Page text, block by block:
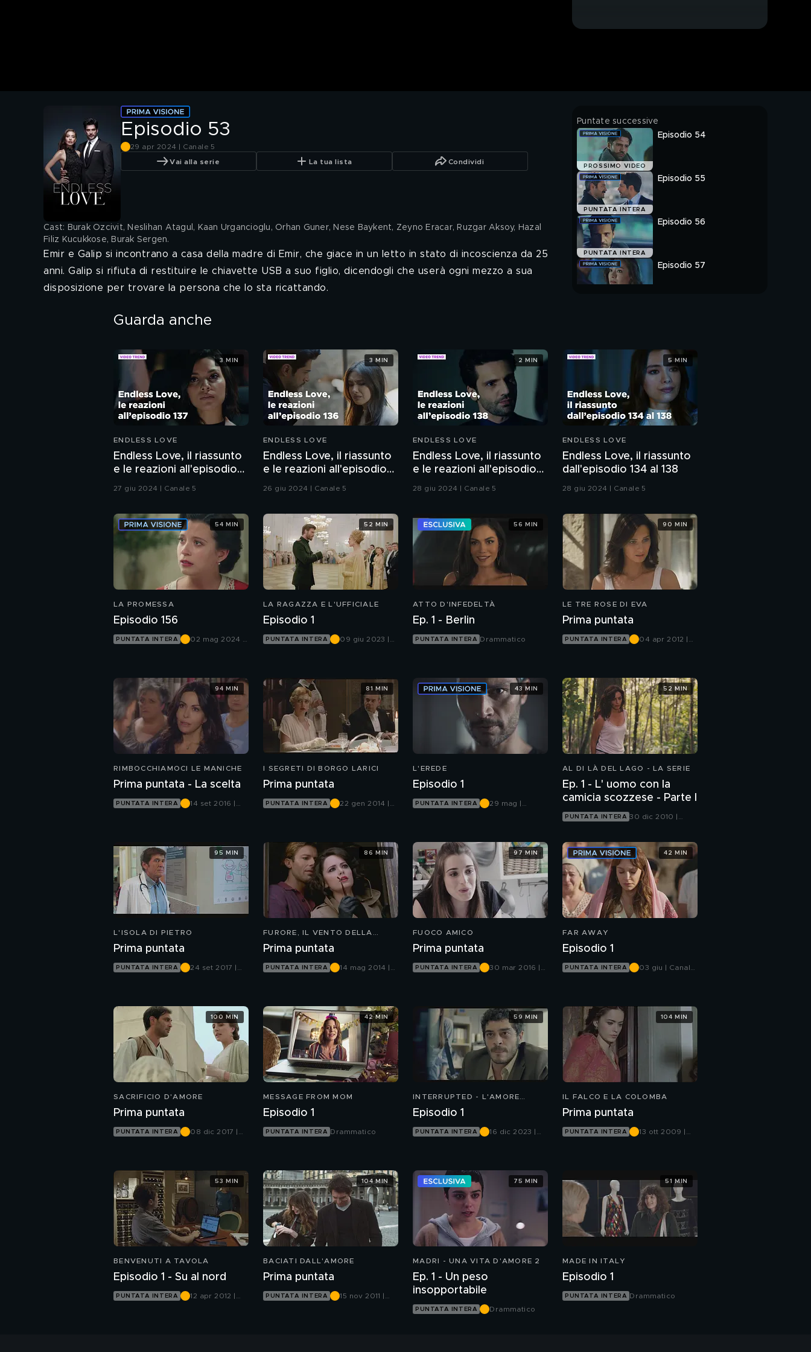
Episodio 53
29 apr 2024 | Canale 5
Vai alla serie La tua lista Condividi
Cast: Burak Ozcivit, Neslihan Atagul, Kaan Urgancioglu, Orhan Guner, Nese Baykent, Zeyno Eracar, Ruzgar Aksoy, Hazal
Filiz Kucukkose, Burak Sergen.
Emir e Galip si incontrano a casa della madre di Emir, che giace in un letto in stato di incoscienza da 25
anni. Galip si rifiuta di restituire le chiavette USB a suo figlio, dicendogli che userà ogni mezzo a sua
disposizione per trovare la persona che lo sta ricattando.
Puntate successive
PROSSIMO VIDEO
Episodio 54
PUNTATA INTERA
Episodio 55
PUNTATA INTERA
Episodio 56
Episodio 57
Guarda anche
ENDLESS LOVE
Endless Love, il riassunto
e le reazioni all'episodio
27 giu 2024 | Canale 5
3 MIN
ENDLESS LOVE
Endless Love, il riassunto
e le reazioni all'episodio
26 giu 2024 | Canale 5
3 MIN
ENDLESS LOVE
Endless Love, il riassunto
e le reazioni all'episodio
28 giu 2024 | Canale 5
2 MIN
ENDLESS LOVE
Endless Love, il riassunto
dall'episodio 134 al 138
28 giu 2024 | Canale 5
5 MIN
LA PROMESSA
Episodio 156
PUNTATA INTERA
02 mag 2024 |
54 MIN
LA RAGAZZA E L'UFFICIALE
Episodio 1
PUNTATA INTERA
09 giu 2023 |
52 MIN
ATTO D'INFEDELTÀ
Ep. 1 - Berlin
PUNTATA INTERA Drammatico
56 MIN
LE TRE ROSE DI EVA
Prima puntata
PUNTATA INTERA
04 apr 2012 |
90 MIN
RIMBOCCHIAMOCI LE MANICHE
Prima puntata - La scelta
PUNTATA INTERA
14 set 2016 |
94 MIN
I SEGRETI DI BORGO LARICI
Prima puntata
PUNTATA INTERA
22 gen 2014 |
81 MIN
L'EREDE
Episodio 1
PUNTATA INTERA
29 mag |
43 MIN
AL DI LÀ DEL LAGO - LA SERIE
Ep. 1 - L' uomo con la
camicia scozzese - Parte I
PUNTATA INTERA 30 dic 2010 |
52 MIN
L'ISOLA DI PIETRO
Prima puntata
PUNTATA INTERA
24 set 2017 |
95 MIN
FURORE, IL VENTO DELLA
Prima puntata
PUNTATA INTERA
14 mag 2014 |
86 MIN
FUOCO AMICO
Prima puntata
PUNTATA INTERA
30 mar 2016 |
97 MIN
FAR AWAY
Episodio 1
PUNTATA INTERA
03 giu | Canale
42 MIN
SACRIFICIO D'AMORE
Prima puntata
PUNTATA INTERA
08 dic 2017 |
100 MIN
MESSAGE FROM MOM
Episodio 1
PUNTATA INTERA Drammatico
42 MIN
INTERRUPTED - L'AMORE
Episodio 1
PUNTATA INTERA
16 dic 2023 |
59 MIN
IL FALCO E LA COLOMBA
Prima puntata
PUNTATA INTERA
13 ott 2009 |
104 MIN
BENVENUTI A TAVOLA
Episodio 1 - Su al nord
PUNTATA INTERA
12 apr 2012 |
53 MIN
BACIATI DALL'AMORE
Prima puntata
PUNTATA INTERA
15 nov 2011 |
104 MIN
MADRI - UNA VITA D'AMORE 2
Ep. 1 - Un peso
insopportabile
PUNTATA INTERA Drammatico
75 MIN
MADE IN ITALY
Episodio 1
PUNTATA INTERA Drammatico
51 MIN